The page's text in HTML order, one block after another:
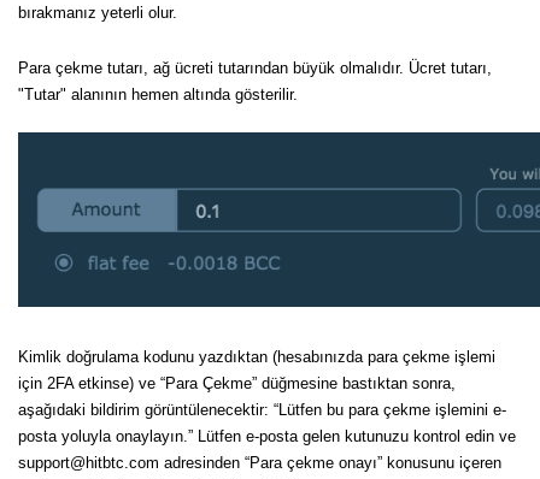
bırakmanız yeterli olur.
Para çekme tutarı, ağ ücreti tutarından büyük olmalıdır. Ücret tutarı,
"Tutar" alanının hemen altında gösterilir.
Kimlik doğrulama kodunu yazdıktan (hesabınızda para çekme işlemi
için 2FA etkinse) ve “Para Çekme” düğmesine bastıktan sonra,
aşağıdaki bildirim görüntülenecektir: “Lütfen bu para çekme işlemini e-
posta yoluyla onaylayın.” Lütfen e-posta gelen kutunuzu kontrol edin ve
support@hitbtc.com adresinden “Para çekme onayı” konusunu içeren